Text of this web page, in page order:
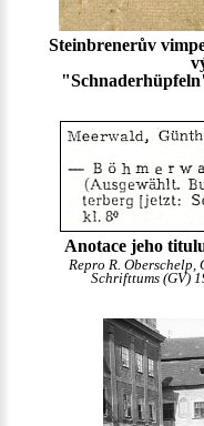
Steinbrenerův
Anotace jeho
Repro R. Oberschelp,
Schrifttums (GV)